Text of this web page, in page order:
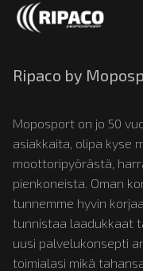
Ripaco by
Moposport on jo 50
asiakkaita, olipa kyse
moottoripyörästä,
pienkoneista. Oman
tunnemme hyvin
tunnistaa laadukkaat
uusi palvelukonsepti
toimialasi mikä